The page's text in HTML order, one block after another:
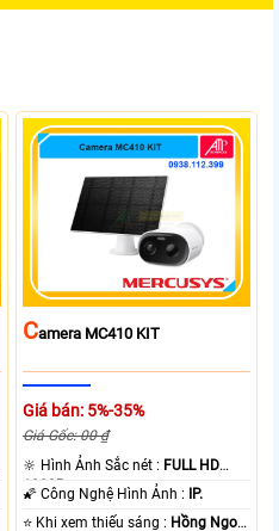
CAmera MC410 KIT
Giá bán: 5%-35%
Giá Gốc: 00 ₫
🔆 Hình Ảnh Sắc nét : FULL HD
1080P .
🌠 Công Nghệ Hình Ảnh :
IP.
⭐ Khi xem thiếu sáng : Hồng Ngoại